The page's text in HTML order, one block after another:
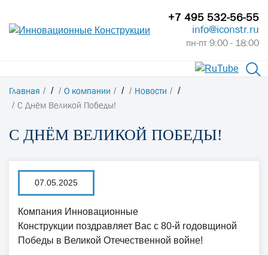
+7 495 532-56-55
info@iconstr.ru
пн-пт 9:00 - 18:00
Главная / О компании / Новости
/
С Днём Великой Победы!
С ДНЁМ ВЕЛИКОЙ ПОБЕДЫ!
07.05.2025
Компания Инновационные
Конструкции поздравляет Вас с 80-й годовщиной
Победы в Великой Отечественной войне!